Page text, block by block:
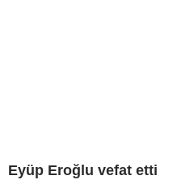
Eyüp Eroğlu vefat etti